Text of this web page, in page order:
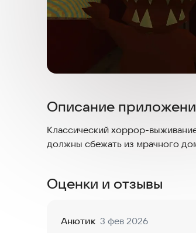
Описание
Классический хоррор-
должны сбежать из мрачного
Оценки и отзывы
Анютик 3 фев 2026